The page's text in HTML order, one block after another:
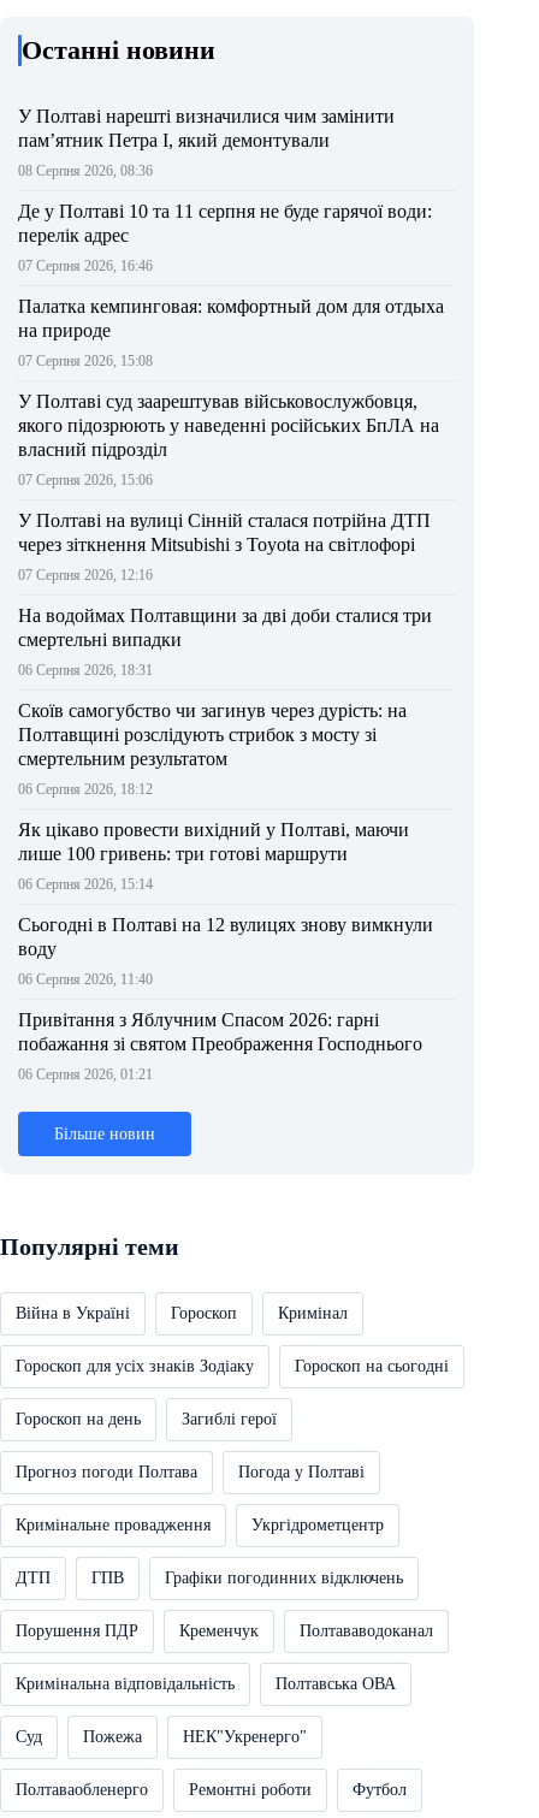
Останні новини
У Полтаві нарешті визначилися чим замінити
пам’ятник Петра І, який демонтували
08 Серпня 2026, 08:36
Де у Полтаві 10 та 11 серпня не буде гарячої води:
перелік адрес
07 Серпня 2026, 16:46
Палатка кемпинговая: комфортный дом для отдыха
на природе
07 Серпня 2026, 15:08
У Полтаві суд заарештував військовослужбовця,
якого підозрюють у наведенні російських БпЛА на
власний підрозділ
07 Серпня 2026, 15:06
У Полтаві на вулиці Сінній сталася потрійна ДТП
через зіткнення Mitsubishi з Toyota на світлофорі
07 Серпня 2026, 12:16
На водоймах Полтавщини за дві доби сталися три
смертельні випадки
06 Серпня 2026, 18:31
Скоїв самогубство чи загинув через дурість: на
Полтавщині розслідують стрибок з мосту зі
смертельним результатом
06 Серпня 2026, 18:12
Як цікаво провести вихідний у Полтаві, маючи
лише 100 гривень: три готові маршрути
06 Серпня 2026, 15:14
Сьогодні в Полтаві на 12 вулицях знову вимкнули
воду
06 Серпня 2026, 11:40
Привітання з Яблучним Спасом 2026: гарні
побажання зі святом Преображення Господнього
06 Серпня 2026, 01:21
Більше новин
Популярні теми
Війна в Україні Гороскоп Кримінал
Гороскоп для усіх знаків Зодіаку Гороскоп на сьогодні
Гороскоп на день Загиблі герої
Прогноз погоди Полтава Погода у Полтаві
Кримінальне провадження Укргідрометцентр
ДТП ГПВ Графіки погодинних відключень
Порушення ПДР Кременчук Полтававодоканал
Кримінальна відповідальність Полтавська ОВА
Суд Пожежа НЕК"Укренерго"
Полтаваобленерго Ремонтні роботи Футбол